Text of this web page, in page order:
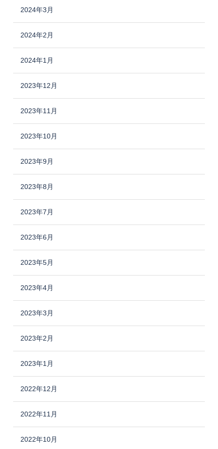
2024年3月
2024年2月
2024年1月
2023年12月
2023年11月
2023年10月
2023年9月
2023年8月
2023年7月
2023年6月
2023年5月
2023年4月
2023年3月
2023年2月
2023年1月
2022年12月
2022年11月
2022年10月